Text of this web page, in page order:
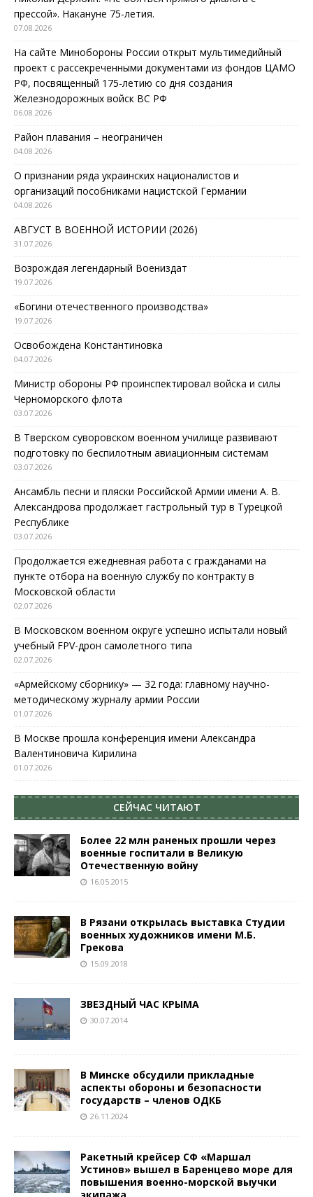
прессой». Накануне 75-летия.
07.08.2026
На сайте Минобороны России открыт мультимедийный
проект с рассекреченными документами из фондов ЦАМО
РФ, посвященный 175-летию со дня создания
Железнодорожных войск ВС РФ
06.08.2026
Район плавания – неограничен
04.08.2026
О признании ряда украинских националистов и
организаций пособниками нацистской Германии
04.08.2026
АВГУСТ В ВОЕННОЙ ИСТОРИИ (2026)
31.07.2026
Возрождая легендарный Воениздат
19.07.2026
«Богини отечественного производства»
19.07.2026
Освобождена Константиновка
04.07.2026
Министр обороны РФ проинспектировал войска и силы
Черноморского флота
03.07.2026
В Тверском суворовском военном училище развивают
подготовку по беспилотным авиационным системам
03.07.2026
Ансамбль песни и пляски Российской Армии имени А. В.
Александрова продолжает гастрольный тур в Турецкой
Республике
03.07.2026
Продолжается ежедневная работа с гражданами на
пункте отбора на военную службу по контракту в
Московской области
02.07.2026
В Московском военном округе успешно испытали новый
учебный FPV-дрон самолетного типа
02.07.2026
«Армейскому сборнику» — 32 года: главному научно-
методическому журналу армии России
01.07.2026
В Москве прошла конференция имени Александра
Валентиновича Кирилина
01.07.2026
СЕЙЧАС ЧИТАЮТ
Более 22 млн раненых прошли через
военные госпитали в Великую
Отечественную войну
16.05.2015
В Рязани открылась выставка Студии
военных художников имени М.Б.
Грекова
15.09.2018
ЗВЕЗДНЫЙ ЧАС КРЫМА
30.07.2014
В Минске обсудили прикладные
аспекты обороны и безопасности
государств – членов ОДКБ
26.11.2024
Ракетный крейсер СФ «Маршал
Устинов» вышел в Баренцево море для
повышения военно-морской выучки